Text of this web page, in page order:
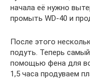
начала её нужно
промыть WD-40 и
После этого
подуть. Теперь
помощью фена для
1,5 часа продуваем